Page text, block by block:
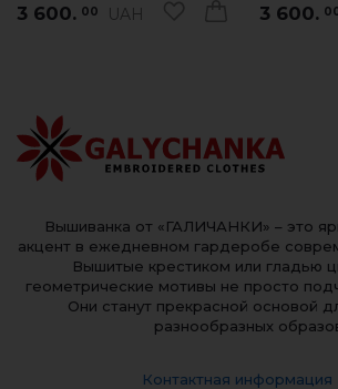
3 600. 00 UAH 3 600.
Вышиванка от «ГАЛИЧАНКИ» – это
акцент в ежедневном гардеробе
Вышитые крестиком или гладью
геометрические мотивы не просто
Они станут прекрасной основой
разнообразных
Контактная информация